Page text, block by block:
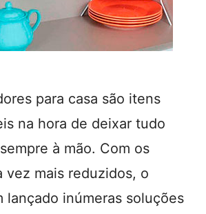
para casa são itens
na hora de deixar tudo
à mão. Com os
vez mais reduzidos, o
lançado inúmeras soluções